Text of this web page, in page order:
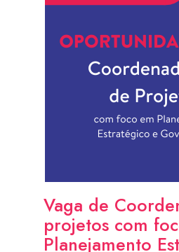
Vaga de
projetos com
Planejamento